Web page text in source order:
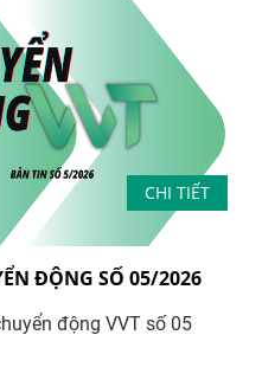
CHI TIẾT
ĐỘNG SỐ 05/2026
động VVT số 05